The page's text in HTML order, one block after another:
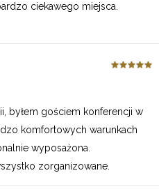
ciekawego miejsca.
byłem gościem konferencji w
komfortowych warunkach
wyposażona.
zorganizowane.